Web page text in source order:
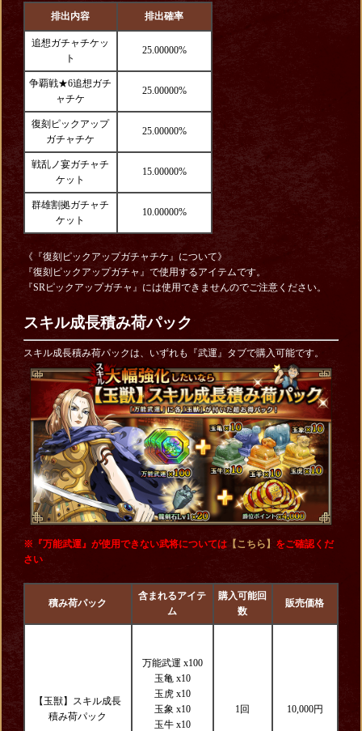
排出内容
排出確率
追想ガチャチケッ
ト
25.00000%
争覇戦★6追想ガチ
ャチケ
25.00000%
復刻ピックアップ
ガチャチケ
25.00000%
戦乱ノ宴ガチャチ
ケット
15.00000%
群雄割拠ガチャチ
ケット
10.00000%
《『復刻ピックアップガチャチケ』について》
『復刻ピックアップガチャ』で使用するアイテムです。
『SRピックアップガチャ』には使用できませんのでご注意ください。
スキル成長積み荷パック
スキル成長積み荷パックは、いずれも『武運』タブで購入可能です。
※『万能武運』が使用できない武将については【こちら】 をご確認くだ
さい
積み荷パック
含まれるアイテ
ム
購入可能回
数
販売価格
【玉獣】スキル成長
積み荷パック
万能武運 x100
玉亀 x10
玉虎 x10
玉象 x10
玉牛 x10
1回 10,000円